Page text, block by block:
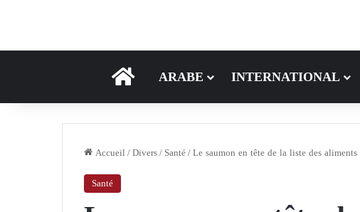
ACCEUIL
ARABE INTERNATIONAL
Accueil/Divers/Santé/Le saumon en tête de la liste des
Santé